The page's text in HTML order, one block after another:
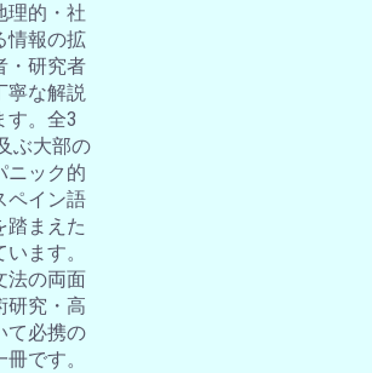
理的・社
情報の拡
・研究者
寧な解説
す。全3
ぶ大部の
ニック的
ペイン語
踏まえた
ます。
法の両面
研究・高
て必携の
です。